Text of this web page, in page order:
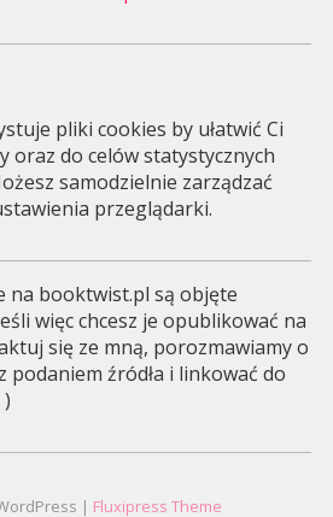
pliki cookies by ułatwić Ci
oraz do celów statystycznych
samodzielnie zarządzać
przeglądarki.
na booktwist.pl są objęte
więc chcesz je opublikować na
się ze mną, porozmawiamy o
podaniem źródła i linkować do
| Fluxipress Theme